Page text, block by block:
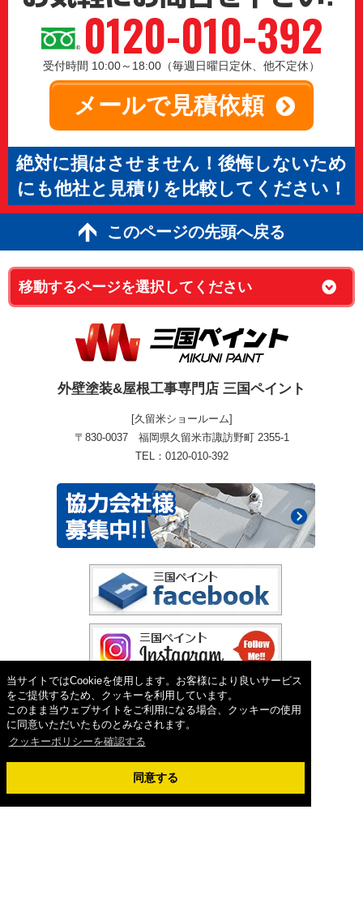
当サイトではCookieを使用します。お客様により良いサービス
をご提供するため、クッキーを利用しています。
このまま当ウェブサイトをご利用になる場合、クッキーの使用
に同意いただいたものとみなされます。
クッキーポリシーを確認する
同意する
0120-010-392
受付時間 10:00～18:00（毎週日曜日定休、他不定休）
メールで見積依頼
絶対に損はさせません！後悔しないため
にも他社と見積りを比較してください！
このページの先頭へ戻る
外壁塗装&屋根工事専門店 三国ペイント
[久留米ショールーム]
〒830-0037 福岡県久留米市諏訪野町 2355-1
TEL：0120-010-392